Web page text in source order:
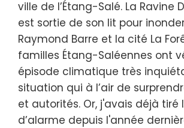
ville de l’Étang-Salé. La Ravine
est sortie de son lit pour
Raymond Barre et la cité La
familles Étang-Saléennes ont
épisode climatique très
situation qui à l’air de
et autorités. Or, j'avais déjà tiré
d’alarme depuis l'année